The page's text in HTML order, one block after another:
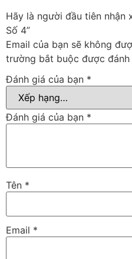
Hãy là người đầu tiên nhận
Số 4”
Email của bạn sẽ không
trường bắt buộc được đánh
Đánh giá của bạn *
Đánh giá của bạn *
Tên *
Email *